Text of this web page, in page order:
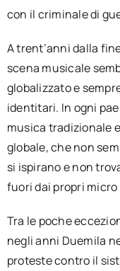
con il criminale di
A trent’anni dalla
scena musicale
globalizzato e
identitari. In ogni
musica tradizionale
globale, che non
si ispirano e non
fuori dai propri
Tra le poche
negli anni Duemila
proteste contro il